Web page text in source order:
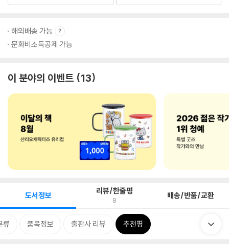
해외배송 가능
문화비소득공제 가능
이 분야의 이벤트 13
도서정보 리뷰/한줄평
8 배송/반품/교환
류 품목정보 출판사 리뷰 추천평